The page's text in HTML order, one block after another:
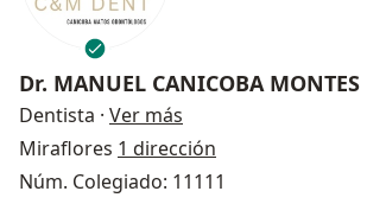
Dr. MANUEL CANICOBA MONTES
Dentista · Ver más
Miraflores 1 dirección
Núm. Colegiado: 11111